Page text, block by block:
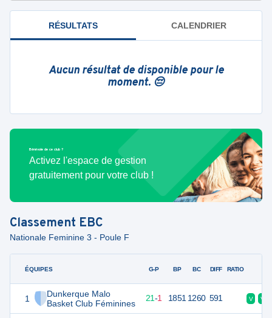
RÉSULTATS CALENDRIER
Aucun résultat de disponible pour le
moment. 😔
Bénévole de ce club ?
Activez l'espace de gestion
gratuitement pour votre club !
Classement EBC
Nationale Feminine 3 - Poule F
ÉQUIPES
1
Dunkerque Malo
Basket Club Féminines
G-P BP BC DIFF RATIO
43 21-1 1851 1260 591 V V